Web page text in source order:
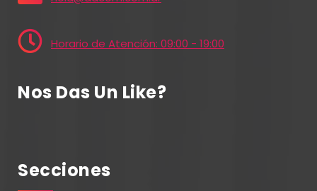
Horario de Atención: 09:00 - 19:00
Nos Das Un Like?
Secciones